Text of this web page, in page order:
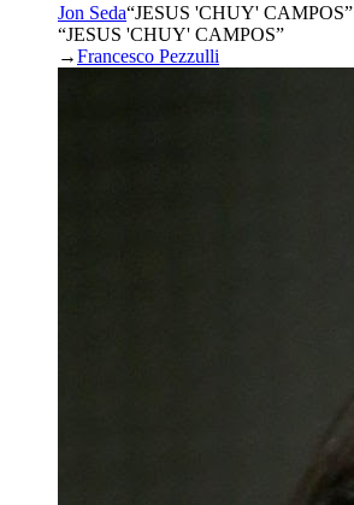
Jon Seda“JESUS 'CHUY' CAMPOS”
“JESUS 'CHUY' CAMPOS”
→Francesco Pezzulli